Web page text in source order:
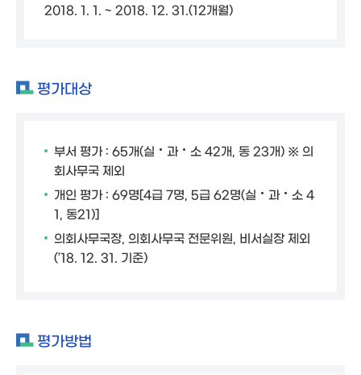
2018. 1. 1. ~ 2018. 12. 31.(12개월)
평가대상
부서 평가 : 65개(실‧과‧소 42개, 동 23개) ※ 의
회사무국 제외
개인 평가 : 69명[4급 7명, 5급 62명(실‧과‧소 4
1, 동21)]
의회사무국장, 의회사무국 전문위원, 비서실장 제외
(’18. 12. 31. 기준)
평가방법